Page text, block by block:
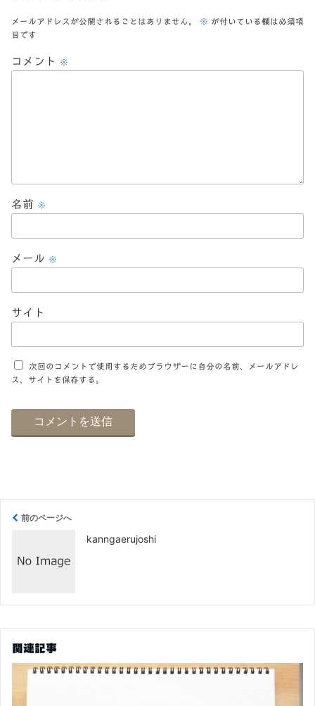
メールアドレスが公開されることはありません。 ※ が付いている欄は必須項
目です
コメント ※
名前 ※
メール ※
サイト
次回のコメントで使用するためブラウザーに自分の名前、メールアドレ
ス、サイトを保存する。
前のページへ
kanngaerujoshi
関連記事